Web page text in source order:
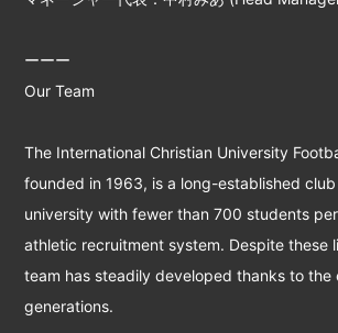
ーーー
Our Team
The International Christian University
founded in 1963, is a long-established
university with fewer than 700 students
athletic recruitment system. Despite these
team has steadily developed thanks to
generations.